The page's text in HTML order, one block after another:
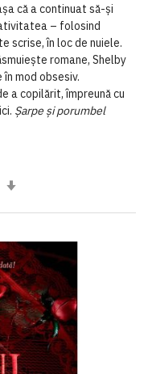
că a continuat să-și
– folosind
scrise, în loc de nuiele.
romane, Shelby
mod obsesiv.
a copilărit, împreună cu
Șarpe și porumbel